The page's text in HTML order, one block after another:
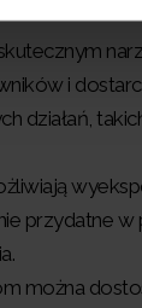
i
działań,
przydatne
można